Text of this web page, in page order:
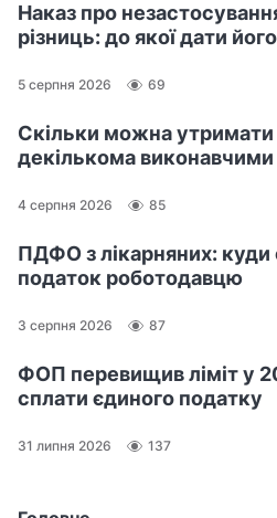
Наказ про
різниць: до якої дати
5 серпня 2026 69
Скільки можна утримати
декількома
4 серпня 2026 85
ПДФО з лікарняних: куди
податок роботодавцю
3 серпня 2026 87
ФОП перевищив ліміт у
сплати єдиного податку
31 липня 2026 137